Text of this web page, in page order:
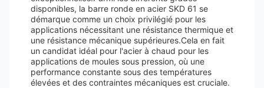
disponibles, la barre ronde en acier SKD 61 se
démarque comme un choix privilégié pour les
applications nécessitant une résistance thermique et
une résistance mécanique supérieures.Cela en fait
un candidat idéal pour l'acier à chaud pour les
applications de moules sous pression, où une
performance constante sous des températures
élevées et des contraintes mécaniques est cruciale.